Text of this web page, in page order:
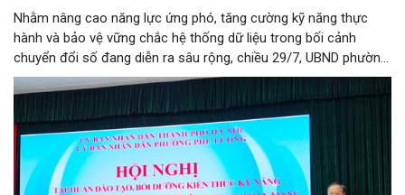
Nhằm nâng cao năng lực ứng phó, tăng cường kỹ năng thực
hành và bảo vệ vững chắc hệ thống dữ liệu trong bối cảnh
chuyển đổi số đang diễn ra sâu rộng, chiều 29/7, UBND phường
Phú Lương đã tổ chức thành công Hội nghị tập huấn và diễn
tập công tác bảo đảm an ninh mạng, an ninh dữ liệu năm 2026.
Chương trình được thiết kế bài bản, hướng tới đối tượng là toàn
thể đội ngũ cán bộ, công chức, viên chức và người lao động
đang trực tiếp công tác tại các cơ quan, đơn vị, phòng ban
chuyên môn trên địa bàn phường.